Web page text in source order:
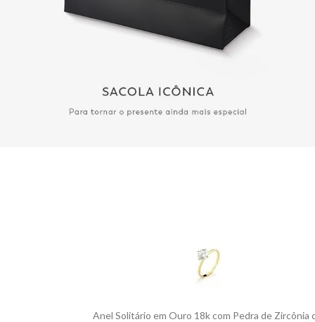
Anel Solitário em Ouro 18k com Pedra de Zircônia